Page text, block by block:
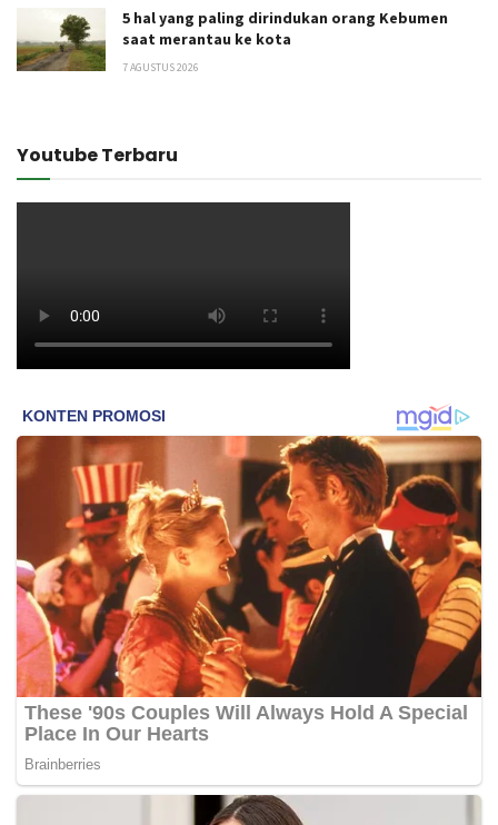
5 hal yang paling dirindukan orang Kebumen
saat merantau ke kota
7 AGUSTUS 2026
Youtube Terbaru